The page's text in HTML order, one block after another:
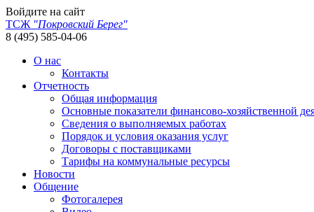
Войдите на сайт
ТСЖ "Покровский Берег"
8 (495) 585-04-06
О нас
Контакты
Отчетность
Общая информация
Основные показатели финансово-хозяйственной
Сведения о выполняемых работах
Порядок и условия оказания услуг
Договоры с поставщиками
Тарифы на коммунальные ресурсы
Новости
Общение
Фотогалерея